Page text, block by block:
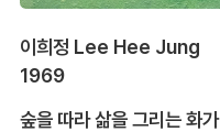
이희정 Lee Hee Jung
1969
숲을 따라 삶을 그리는 화가